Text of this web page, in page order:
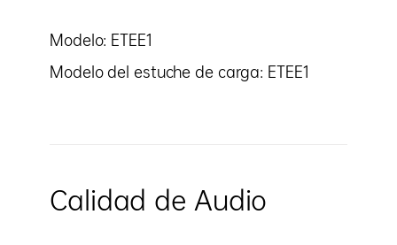
Modelo: ETEE1
Modelo del estuche de carga: ETEE1
Calidad de Audio